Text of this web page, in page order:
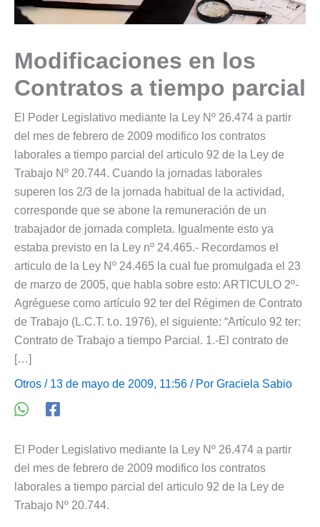
Modificaciones en los
Contratos a tiempo parcial
El Poder Legislativo mediante la Ley Nº 26.474 a partir
del mes de febrero de 2009 modifico los contratos
laborales a tiempo parcial del articulo 92 de la Ley de
Trabajo Nº 20.744. Cuando la jornadas laborales
superen los 2/3 de la jornada habitual de la actividad,
corresponde que se abone la remuneración de un
trabajador de jornada completa. Igualmente esto ya
estaba previsto en la Ley nº 24.465.- Recordamos el
articulo de la Ley Nº 24.465 la cual fue promulgada el 23
de marzo de 2005, que habla sobre esto: ARTICULO 2º-
Agréguese como artículo 92 ter del Régimen de Contrato
de Trabajo (L.C.T. t.o. 1976), el siguiente: “Artículo 92 ter:
Contrato de Trabajo a tiempo Parcial. 1.-El contrato de
[…]
Otros / 13 de mayo de 2009, 11:56 / Por Graciela Sabio
El Poder Legislativo mediante la Ley Nº 26.474 a partir
del mes de febrero de 2009 modifico los contratos
laborales a tiempo parcial del articulo 92 de la Ley de
Trabajo Nº 20.744.